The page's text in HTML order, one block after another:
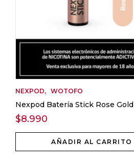
NEXPOD WOTOFO
Nexpod Batería Stick Rose Gold
$8.990
AÑADIR AL CARRITO